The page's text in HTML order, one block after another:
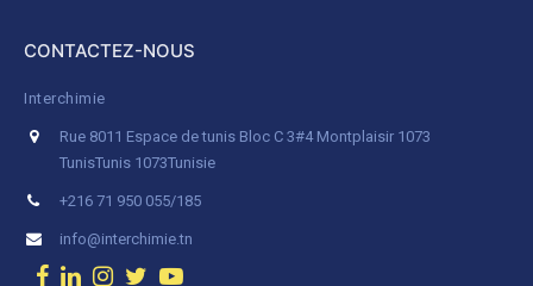
CONTACTEZ-NOUS
Interchimie
Rue 8011 Espace de tunis Bloc C 3#4 Montplaisir 1073
TunisTunis 1073Tunisie
+216 71 950 055/185
info@interchimie.tn